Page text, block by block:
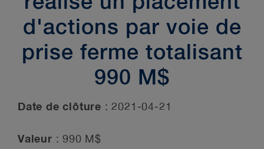
d'actions par voie de
prise ferme totalisant
990 M$
Date de clôture : 2021-04-21
Valeur : 990 M$